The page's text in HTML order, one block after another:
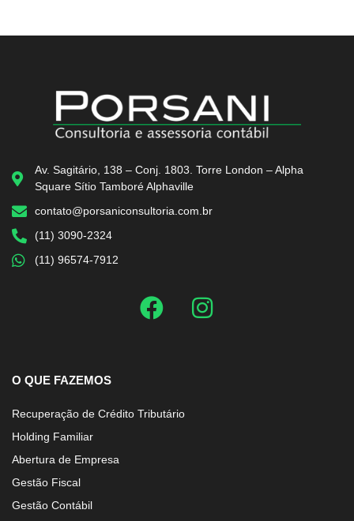
Av. Sagitário, 138 – Conj. 1803. Torre London – Alpha
Square Sítio Tamboré Alphaville
contato@porsaniconsultoria.com.br
(11) 3090-2324
(11) 96574-7912
O QUE FAZEMOS
Recuperação de Crédito Tributário
Holding Familiar
Abertura de Empresa
Gestão Fiscal
Gestão Contábil